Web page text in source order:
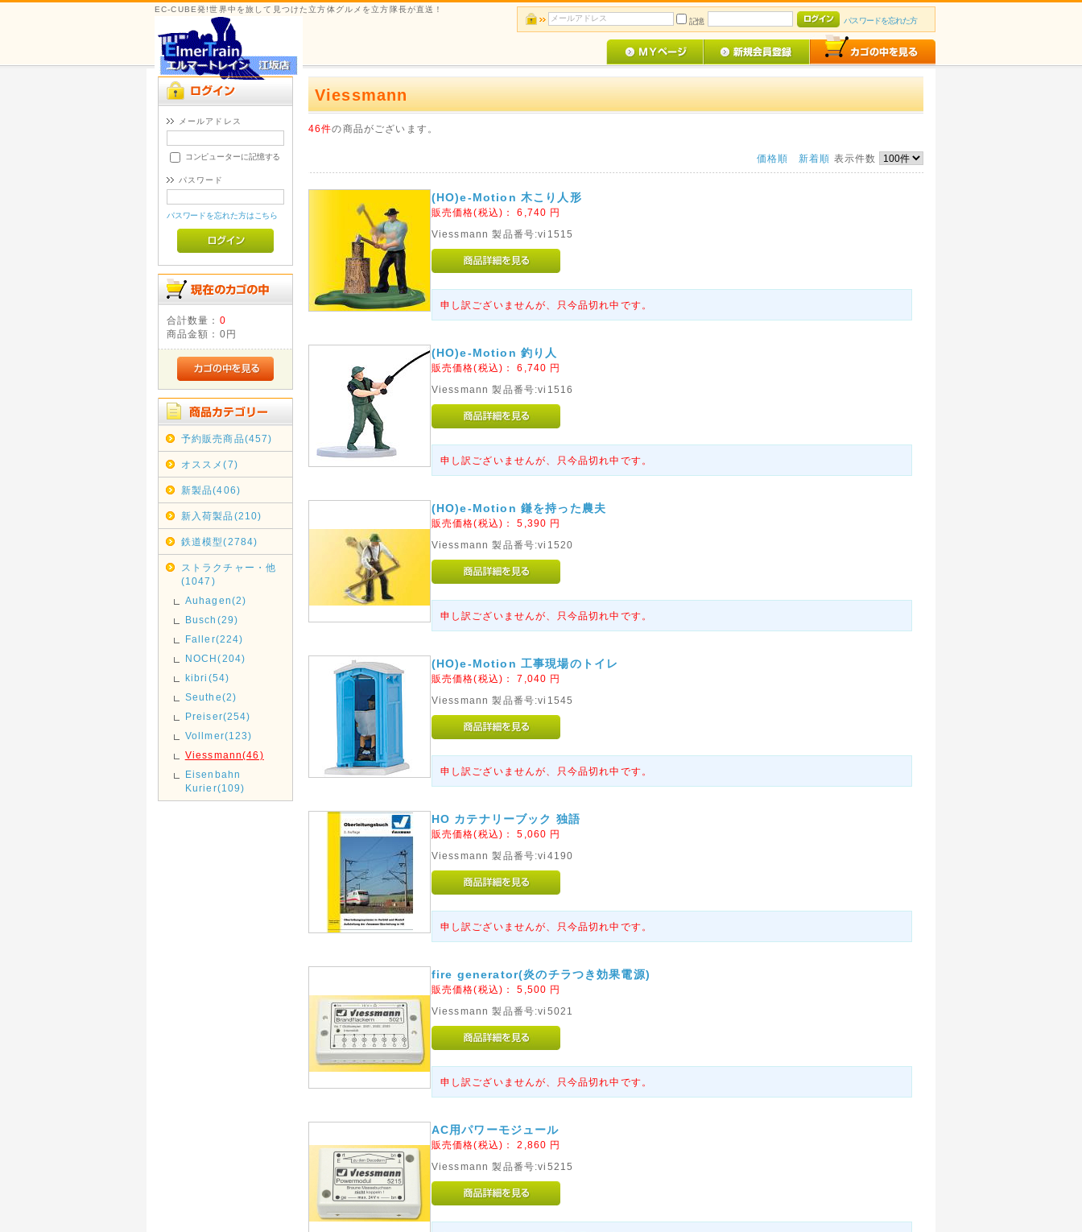
EC-CUBE発!世界中を旅して見つけた立方体グルメを立方隊長が直送！
記憶
パスワードを忘れた方
メールアドレス
コンピューターに記憶する
パスワード
パスワードを忘れた方はこちら
合計数量： 0
商品金額： 0円
予約販売商品(457)
オススメ(7)
新製品(406)
新入荷製品(210)
鉄道模型(2784)
ストラクチャー・他
(1047)
Auhagen(2)
Busch(29)
Faller(224)
NOCH(204)
kibri(54)
Seuthe(2)
Preiser(254)
Vollmer(123)
Viessmann(46)
Eisenbahn
Kurier(109)
Viessmann
46件の商品がございます。
価格順 新着順 表示件数
(HO)e-Motion 木こり人形
販売価格(税込)：6,740 円
Viessmann 製品番号:vi1515
申し訳ございませんが、只今品切れ中です。
(HO)e-Motion 釣り人
販売価格(税込)：6,740 円
Viessmann 製品番号:vi1516
申し訳ございませんが、只今品切れ中です。
(HO)e-Motion 鎌を持った農夫
販売価格(税込)：5,390 円
Viessmann 製品番号:vi1520
申し訳ございませんが、只今品切れ中です。
(HO)e-Motion 工事現場のトイレ
販売価格(税込)：7,040 円
Viessmann 製品番号:vi1545
申し訳ございませんが、只今品切れ中です。
HO カテナリーブック 独語
販売価格(税込)：5,060 円
Viessmann 製品番号:vi4190
申し訳ございませんが、只今品切れ中です。
fire generator(炎のチラつき効果電源)
販売価格(税込)：5,500 円
Viessmann 製品番号:vi5021
申し訳ございませんが、只今品切れ中です。
AC用パワーモジュール
販売価格(税込)：2,860 円
Viessmann 製品番号:vi5215